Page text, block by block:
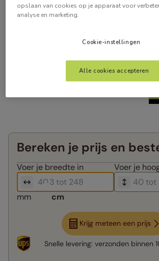
Bereken je prijs en
Voer je breedte in Voer je
mm cm
Krijg meteen een prijs
Snelle levering: verzonden binnen
opslaan van cookies op je apparaat voor
analyse en marketing.
Cookie-instellingen
Alle cookies accepteren